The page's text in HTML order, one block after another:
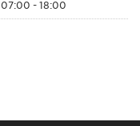
07:00 - 18:00